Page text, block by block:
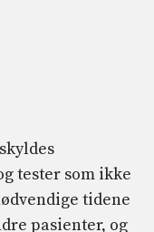
tester som ikke
tidene
pasienter, og